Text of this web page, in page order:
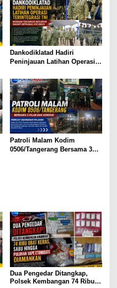
Dankodiklatad Hadiri
Peninjauan Latihan Operasi
Tekankan Kesiapan Hadapi
Berbagai Ancaman
Patroli Malam Kodim
0506/Tangerang Bersama 3
Dua Pengedar Ditangkap,
Polsek Kembangan 74 Ribu